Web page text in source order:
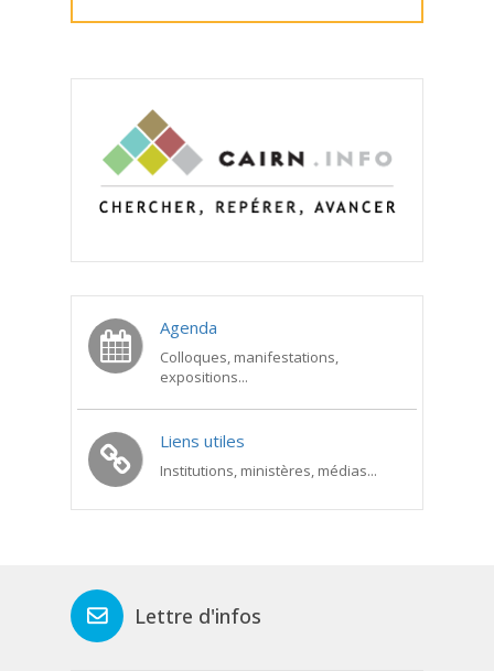
Agenda
Colloques, manifestations,
expositions...
Liens utiles
Institutions, ministères, médias...
Lettre d'infos